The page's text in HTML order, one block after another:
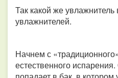
Так какой же
увлажнителей.
Начнем с
естественного